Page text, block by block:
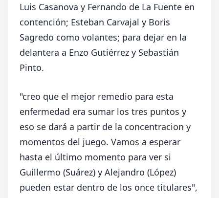
Luis Casanova y Fernando de La Fuente en
contención; Esteban Carvajal y Boris
Sagredo como volantes; para dejar en la
delantera a Enzo Gutiérrez y Sebastián
Pinto.
"creo que el mejor remedio para esta
enfermedad era sumar los tres puntos y
eso se dará a partir de la concentracion y
momentos del juego. Vamos a esperar
hasta el último momento para ver si
Guillermo (Suárez) y Alejandro (López)
pueden estar dentro de los once titulares",